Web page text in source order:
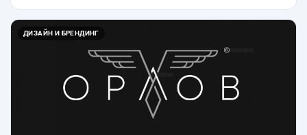
ДИЗАЙН И БРЕНДИНГ